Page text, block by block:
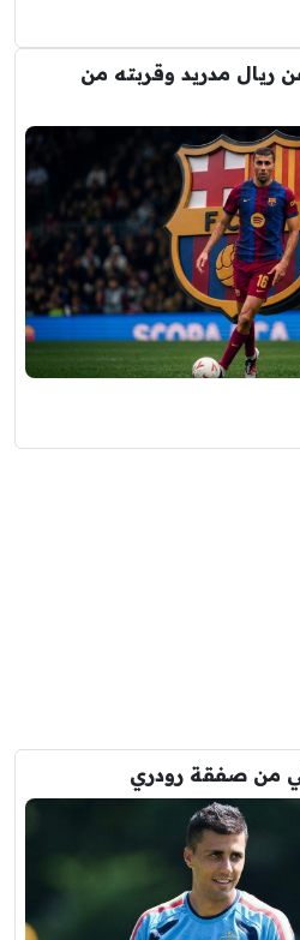
ريال مدريد وقربته من
من صفقة رودري